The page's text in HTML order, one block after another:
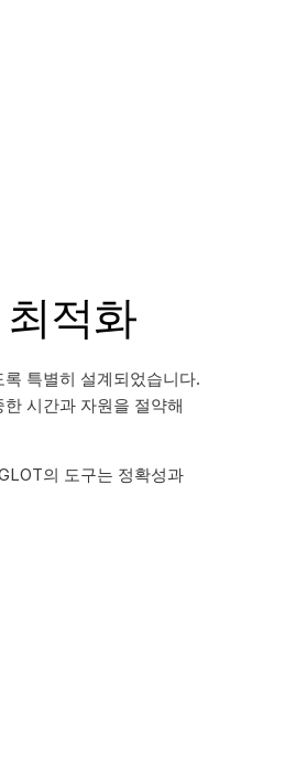
적화
특별히 설계되었습니다.
시간과 자원을 절약해
의 도구는 정확성과